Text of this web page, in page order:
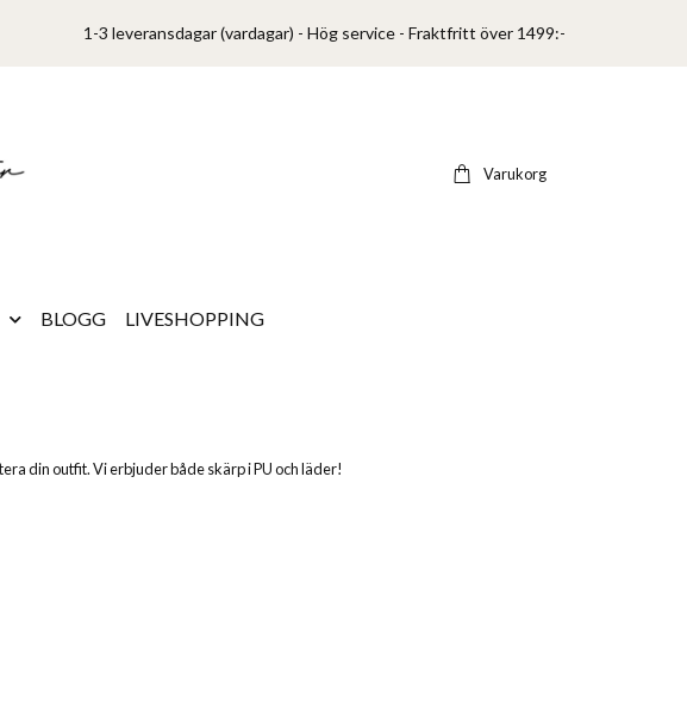
1-3 leveransdagar (vardagar) - Hög service - Fraktfritt över 1499:-
Varukorg
BLOGG LIVESHOPPING
din outfit. Vi erbjuder både skärp i PU och läder!